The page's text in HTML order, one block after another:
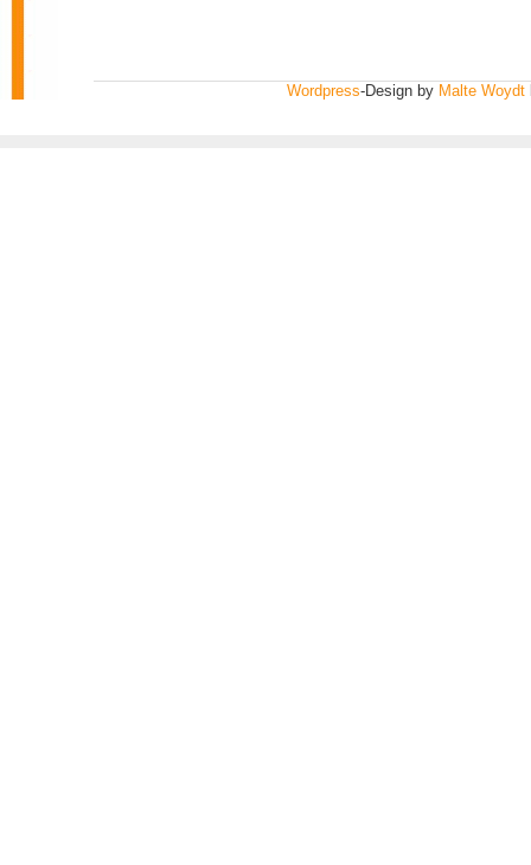
Wordpress-Design by Malte Woydt